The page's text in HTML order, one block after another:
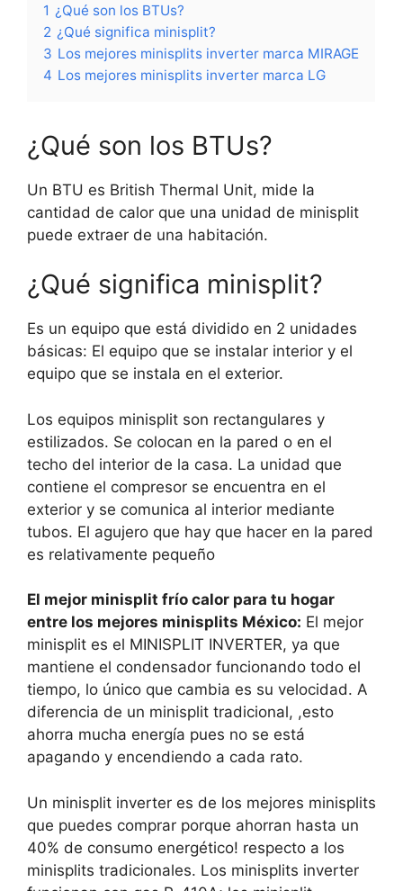
1 ¿Qué son los BTUs?
2 ¿Qué significa minisplit?
3 Los mejores minisplits inverter marca MIRAGE
4 Los mejores minisplits inverter marca LG
¿Qué son los BTUs?
Un BTU es British Thermal Unit, mide la
cantidad de calor que una unidad de minisplit
puede extraer de una habitación.
¿Qué significa minisplit?
Es un equipo que está dividido en 2 unidades
básicas: El equipo que se instalar interior y el
equipo que se instala en el exterior.
Los equipos minisplit son rectangulares y
estilizados. Se colocan en la pared o en el
techo del interior de la casa. La unidad que
contiene el compresor se encuentra en el
exterior y se comunica al interior mediante
tubos. El agujero que hay que hacer en la pared
es relativamente pequeño
El mejor minisplit frío calor para tu hogar
entre los mejores minisplits México: El mejor
minisplit es el MINISPLIT INVERTER, ya que
mantiene el condensador funcionando todo el
tiempo, lo único que cambia es su velocidad. A
diferencia de un minisplit tradicional, ,esto
ahorra mucha energía pues no se está
apagando y encendiendo a cada rato.
Un minisplit inverter es de los mejores minisplits
que puedes comprar porque ahorran hasta un
40% de consumo energético! respecto a los
minisplits tradicionales. Los minisplits inverter